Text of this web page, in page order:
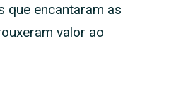
que encantaram as
valor ao